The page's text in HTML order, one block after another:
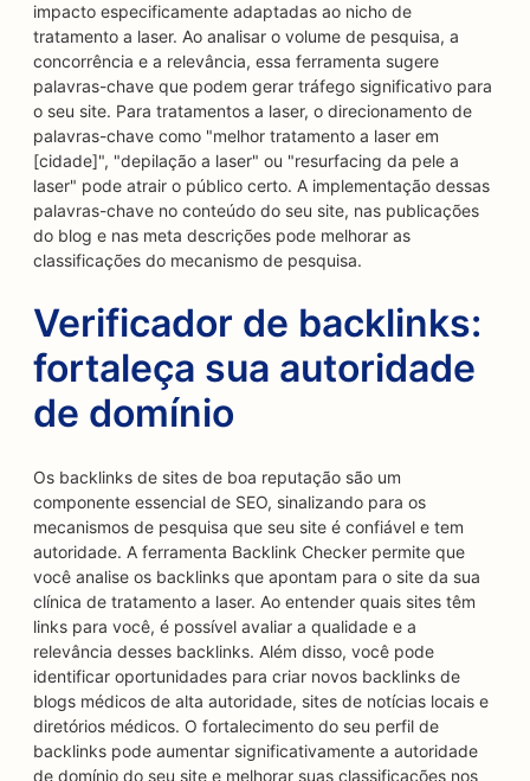
impacto especificamente adaptadas ao nicho de
tratamento a laser. Ao analisar o volume de pesquisa, a
concorrência e a relevância, essa ferramenta sugere
palavras-chave que podem gerar tráfego significativo para
o seu site. Para tratamentos a laser, o direcionamento de
palavras-chave como "melhor tratamento a laser em
[cidade]", "depilação a laser" ou "resurfacing da pele a
laser" pode atrair o público certo. A implementação dessas
palavras-chave no conteúdo do seu site, nas publicações
do blog e nas meta descrições pode melhorar as
classificações do mecanismo de pesquisa.
Verificador de backlinks:
fortaleça sua autoridade
de domínio
Os backlinks de sites de boa reputação são um
componente essencial de SEO, sinalizando para os
mecanismos de pesquisa que seu site é confiável e tem
autoridade. A ferramenta Backlink Checker permite que
você analise os backlinks que apontam para o site da sua
clínica de tratamento a laser. Ao entender quais sites têm
links para você, é possível avaliar a qualidade e a
relevância desses backlinks. Além disso, você pode
identificar oportunidades para criar novos backlinks de
blogs médicos de alta autoridade, sites de notícias locais e
diretórios médicos. O fortalecimento do seu perfil de
backlinks pode aumentar significativamente a autoridade
de domínio do seu site e melhorar suas classificações nos